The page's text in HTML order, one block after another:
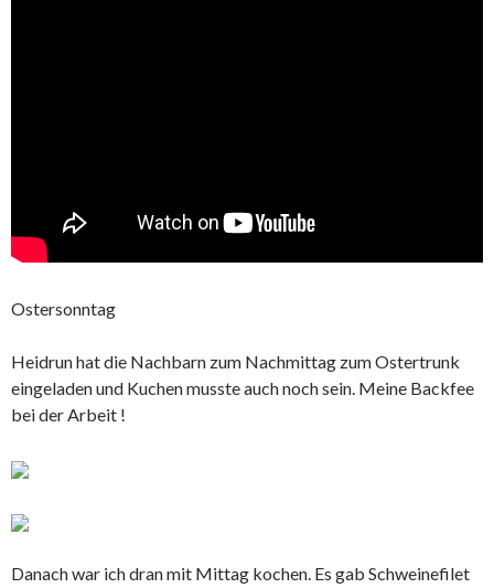
Ostersonntag
Heidrun hat die Nachbarn zum Nachmittag zum Ostertrunk
eingeladen und Kuchen musste auch noch sein. Meine Backfee
bei der Arbeit !
Danach war ich dran mit Mittag kochen. Es gab Schweinefilet